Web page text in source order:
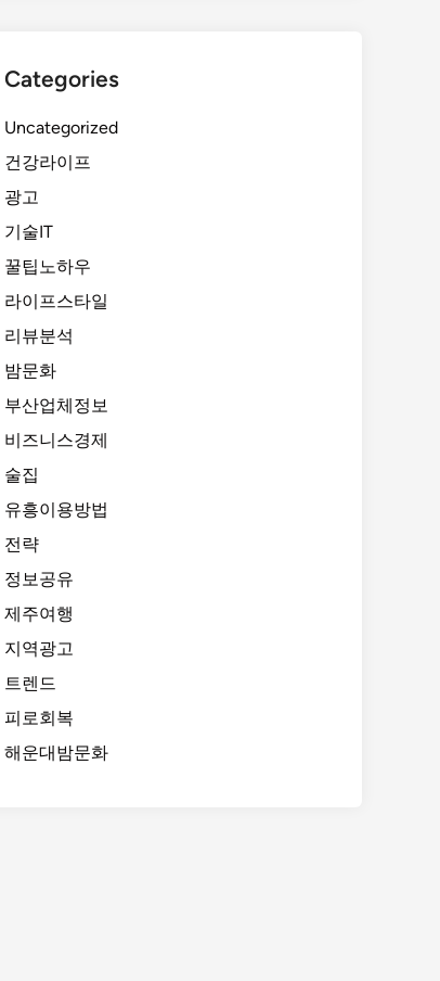
Categories
Uncategorized
건강라이프
광고
기술IT
꿀팁노하우
라이프스타일
리뷰분석
밤문화
부산업체정보
비즈니스경제
술집
유흥이용방법
전략
정보공유
제주여행
지역광고
트렌드
피로회복
해운대밤문화